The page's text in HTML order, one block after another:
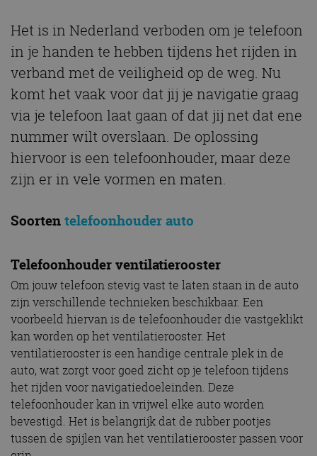
Het is in Nederland verboden om je telefoon
in je handen te hebben tijdens het rijden in
verband met de veiligheid op de weg. Nu
komt het vaak voor dat jij je navigatie graag
via je telefoon laat gaan of dat jij net dat ene
nummer wilt overslaan. De oplossing
hiervoor is een telefoonhouder, maar deze
zijn er in vele vormen en maten.
Soortentelefoonhouder auto
Telefoonhouder ventilatierooster
Om jouw telefoon stevig vast te laten staan in de auto
zijn verschillende technieken beschikbaar. Een
voorbeeld hiervan is de telefoonhouder die vastgeklikt
kan worden op het ventilatierooster. Het
ventilatierooster is een handige centrale plek in de
auto, wat zorgt voor goed zicht op je telefoon tijdens
het rijden voor navigatiedoeleinden. Deze
telefoonhouder kan in vrijwel elke auto worden
bevestigd. Het is belangrijk dat de rubber pootjes
tussen de spijlen van het ventilatierooster passen voor